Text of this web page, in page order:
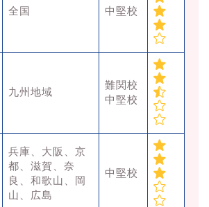
全国 中堅校
九州地域
難関校
中堅校
兵庫、大阪、京
都、滋賀、奈
良、和歌山、岡
山、広島
中堅校